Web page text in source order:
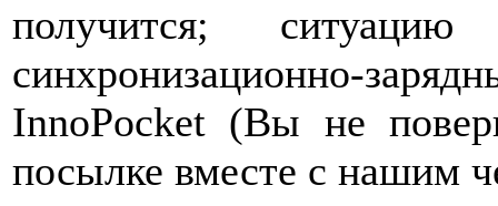
получится;
синхронизационно-
InnoPocket (Вы не
посылке вместе с нашим